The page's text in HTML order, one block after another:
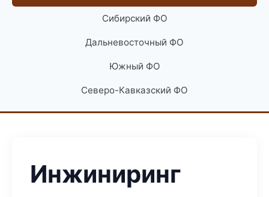
Сибирский ФО
Дальневосточный ФО
Южный ФО
Северо-Кавказский ФО
Инжиниринг